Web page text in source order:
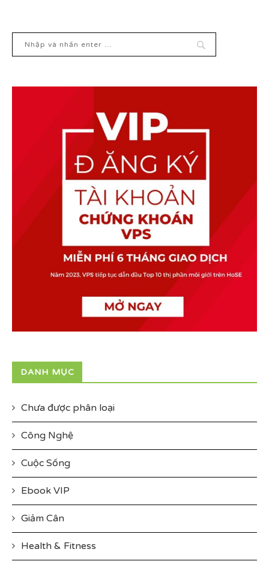
DANH MỤC
Chưa được phân loại
Công Nghệ
Cuộc Sống
Ebook VIP
Giảm Cân
Health & Fitness